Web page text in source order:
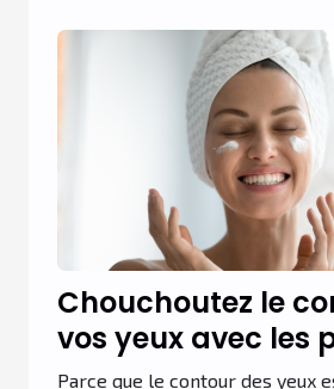
Chouchoutez le
vos yeux avec les
coréens de Bom
Parce que le contour des yeux